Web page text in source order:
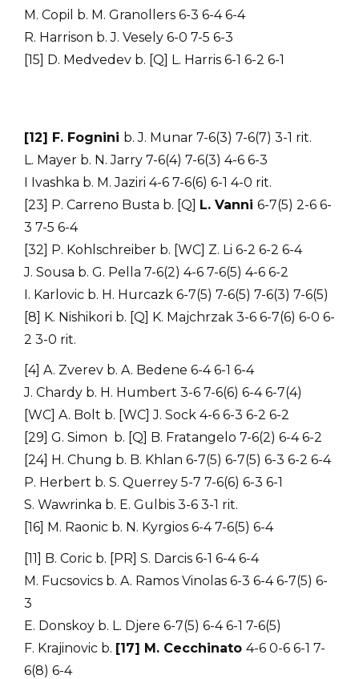
M. Copil b. M. Granollers 6-3 6-4 6-4
R. Harrison b. J. Vesely 6-0 7-5 6-3
[15] D. Medvedev b. [Q] L. Harris 6-1 6-2 6-1
[12] F. Fognini b. J. Munar 7-6(3) 7-6(7) 3-1 rit.
L. Mayer b. N. Jarry 7-6(4) 7-6(3) 4-6 6-3
I Ivashka b. M. Jaziri 4-6 7-6(6) 6-1 4-0 rit.
[23] P. Carreno Busta b. [Q] L. Vanni 6-7(5) 2-6 6-
3 7-5 6-4
[32] P. Kohlschreiber b. [WC] Z. Li 6-2 6-2 6-4
J. Sousa b. G. Pella 7-6(2) 4-6 7-6(5) 4-6 6-2
I. Karlovic b. H. Hurcazk 6-7(5) 7-6(5) 7-6(3) 7-6(5)
[8] K. Nishikori b. [Q] K. Majchrzak 3-6 6-7(6) 6-0 6-
2 3-0 rit.
[4] A. Zverev b. A. Bedene 6-4 6-1 6-4
J. Chardy b. H. Humbert 3-6 7-6(6) 6-4 6-7(4)
[WC] A. Bolt b. [WC] J. Sock 4-6 6-3 6-2 6-2
[29] G. Simon b. [Q] B. Fratangelo 7-6(2) 6-4 6-2
[24] H. Chung b. B. Khlan 6-7(5) 6-7(5) 6-3 6-2 6-4
P. Herbert b. S. Querrey 5-7 7-6(6) 6-3 6-1
S. Wawrinka b. E. Gulbis 3-6 3-1 rit.
[16] M. Raonic b. N. Kyrgios 6-4 7-6(5) 6-4
[11] B. Coric b. [PR] S. Darcis 6-1 6-4 6-4
M. Fucsovics b. A. Ramos Vinolas 6-3 6-4 6-7(5) 6-
3
E. Donskoy b. L. Djere 6-7(5) 6-4 6-1 7-6(5)
F. Krajinovic b. [17] M. Cecchinato 4-6 0-6 6-1 7-
6(8) 6-4